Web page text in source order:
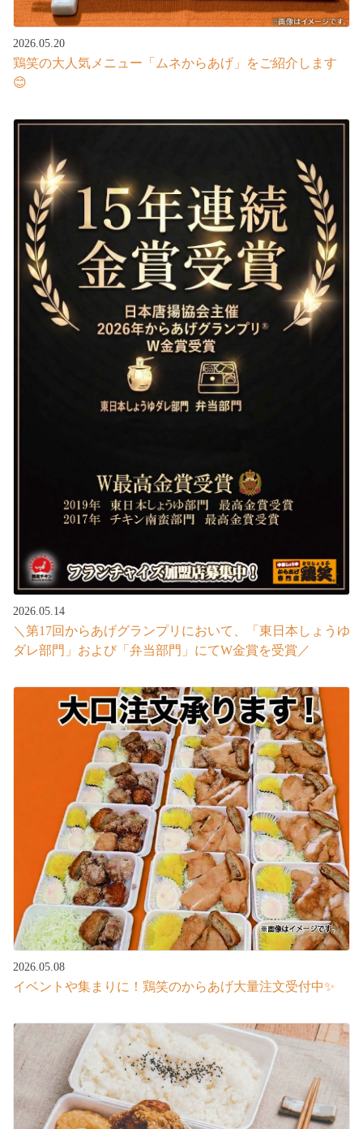
2026.05.20
鶏笑の大人気メニュー「ムネからあげ」をご紹介します
😊
2026.05.14
＼第17回からあげグランプリにおいて、「東日本しょうゆ
ダレ部門」および「弁当部門」にてW金賞を受賞／
2026.05.08
イベントや集まりに！鶏笑のからあげ大量注文受付中✨